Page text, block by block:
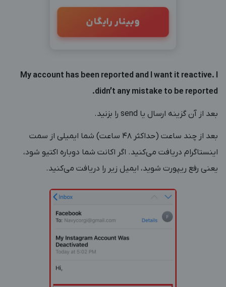
وبینار رایگان
My account has been reported and I want it reactive. I
didn’t any mistake to be reported.
بعد از آن گزینه ارسال یا send را بزنید.
بعد از چند ساعت (حداکثر 48 ساعت) شما ایمیلی از سمت
اینستاگرام دریافت می‌کنید. اگر اکانت شما دوباره اکتیو شود،
یعنی رفع ریپورت شوید، ایمیل زیر را دریافت می‌کنید.